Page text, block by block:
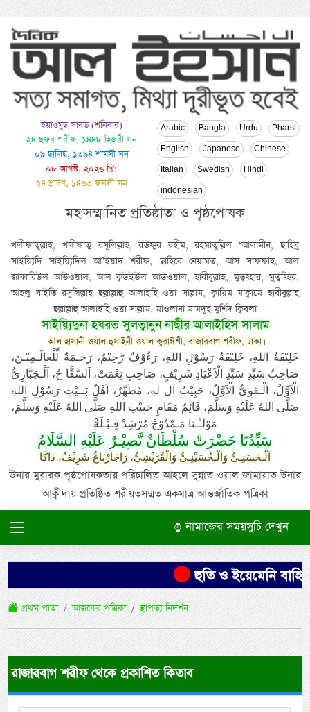
ইয়াওমুছ সাবত (শনিবার)
২৪ ছফর শরীফ, ১৪৪৮ হিজরী সন
০৯ ছালিছ, ১৩৯৪ শামসী সন
০৮ আগস্ট, ২০২৬ খ্রি:
২৪ শ্রাবণ, ১৪৩৩ ফসলী সন
Arabic Bangla Urdu Pharsi
English Japanese Chinese
Italian Swedish Hindi
indonesian
মহাসম্মানিত প্রতিষ্ঠাতা ও পৃষ্ঠপোষক
খলীফাতুল্লাহ, খলীফাতু রসূলিল্লাহ, রঊফুর রহীম, রহমাতুল্লিল ‘আলামীন, ছাহিবু
সাইয়্যিদি সাইয়্যিদিল আ’ইয়াদ শরীফ, ছাহিবে নেয়ামত, আস সাফফাহ, আল
জাব্বারিউল আউওয়াল, আল ক্বউইউল আউওয়াল, হাবীবুল্লাহ, মুত্বহ্হার, মুত্বহ্হির,
আহলু বাইতি রসূলিল্লাহ ছল্লাল্লাহু আলাইহি ওয়া সাল্লাম, ক্বায়িম মাক্বামে হাবীবুল্লাহ
ছল্লাল্লাহু আলাইহি ওয়া সাল্লাম, মাওলানা মামদূহ মুর্শিদ ক্বিবলা
সাইয়্যিদুনা হযরত সুলত্বানুন নাছীর আলাইহিস সালাম
আল হাসানী ওয়াল হুসাইনী ওয়াল কুরাঈশী, রাজারবাগ শরীফ, ঢাকা।
خَلِيْفَةُ اللهِ، خَلِيْفَةُ رَسُوْلِ اللهِ، رَءُوْفٌ رَّحِيْمٌ، رَحْـمَةٌ لِّلْعَالَـمِيْـنَ،
صَاحِبُ سَيِّدِ سَيِّدِ الْاَعْيَادِ شَرِيْفٍ، صَاحِبِ نِعْمَتْ، اَلسَّفَّا حُ، اَلْـجَبَّارِىُّ
الْاَوَّلُ، اَلْـقَوِىُّ الْاَوَّلُ، حَبِيْبُ ال لهِ، مُطَهِّرٌ، اَهْلُ بَــيْتِ رَسُوْلِ اللهِ
صَلَّى اللهُ عَلَيْهِ وَسَلَّمَ، قَائِمُ مَقَامِ حَبِيْبِ اللهِ صَلَّى اللهُ عَلَيْهِ وَسَلَّمَ،
مَوْلـٰـنَا مَـمْدُوْحْ مُرْشِدْ قِـبْـلَةْ
سَيِّدُنَا حَضْرَتْ سُلْطَانٌ نَّصِيْـرٌ عَلَيْهِ السَّلَامُ
اَلْـحَسَنِـىُّ وَالْـحُسَيْنِـىُّ وَالْقُرَيْشِىُّ، رَاجَارْبَاغُ شَرِيْفٌ، دَاكَا
উনার মুবারক পৃষ্ঠপোষকতায় পরিচালিত আহলে সুন্নাত ওয়াল জামায়াত উনার
আক্বীদায় প্রতিষ্ঠিত শরীয়তসম্মত একমাত্র আন্তর্জাতিক পত্রিকা
নামাজের সময়সুচি দেখুন
হুতি ও ইয়েমেনি
প্রথম পাতা আজকের পত্রিকা স্থাপত্য নিদর্শন
রাজারবাগ শরীফ থেকে প্রকাশিত কিতাব